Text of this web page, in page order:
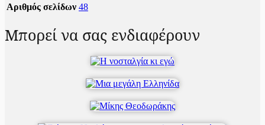
Αριθμός σελίδων 48
Μπορεί να σας ενδιαφέρουν